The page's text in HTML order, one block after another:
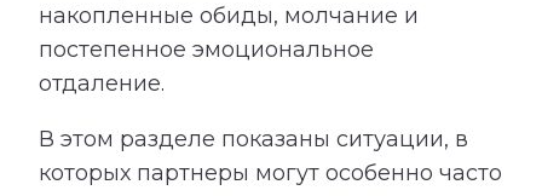
накопленные обиды, молчание и
постепенное эмоциональное
отдаление.
В этом разделе показаны ситуации, в
которых партнеры могут особенно часто